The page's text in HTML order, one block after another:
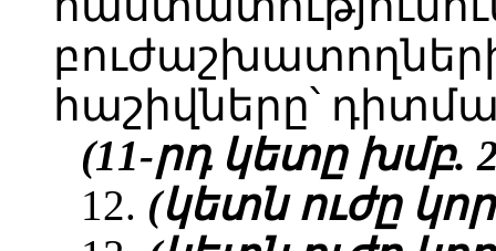
հաշիվները՝
(11-րդ կետը խմբ.
12. (կետն ուժը